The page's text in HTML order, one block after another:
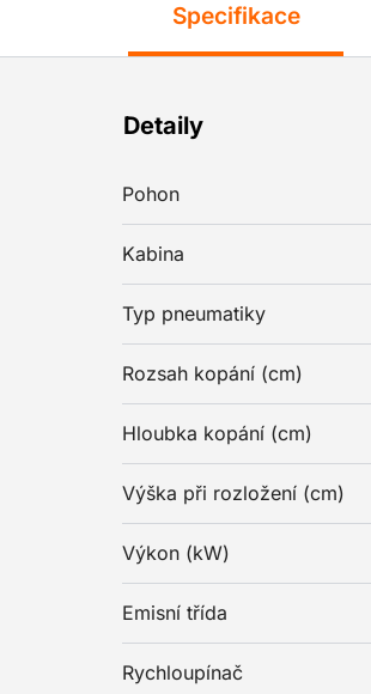
Specifikace
Detaily
Pohon
Kabina
Typ pneumatiky
Rozsah kopání (cm)
Hloubka kopání (cm)
Výška při rozložení (cm)
Výkon (kW)
Emisní třída
Rychloupínač